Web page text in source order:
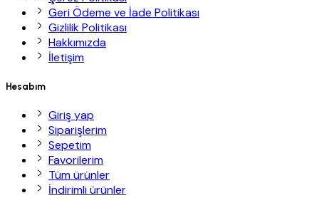
Geri Ödeme ve İade Politikası
Gizlilik Politikası
Hakkımızda
İletişim
Hesabım
Giriş yap
Siparişlerim
Sepetim
Favorilerim
Tüm ürünler
İndirimli ürünler